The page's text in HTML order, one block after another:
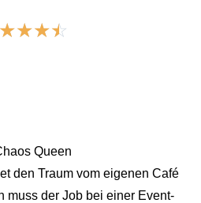
☆☆☆☆
Queen
den Traum vom eigenen Café
muss der Job bei einer Event-